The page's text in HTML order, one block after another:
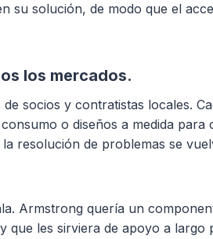
solución, de modo que el
los mercados.
socios y contratistas locales.
o diseños a medida
resolución de problemas se
Armstrong quería un
les sirviera de apoyo a